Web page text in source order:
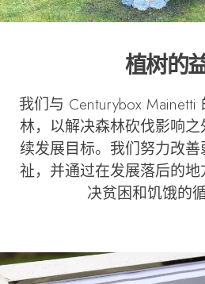
植树的
我们与 Centurybox
林，以解决森林砍伐影响
续发展目标。我们努力改
祉，并通过在发展落后的
决贫困和饥饿的